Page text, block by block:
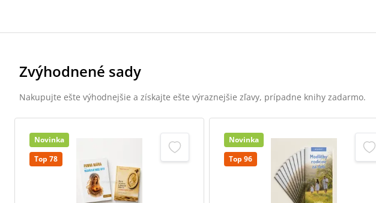
Zvýhodnené sady
Nakupujte ešte výhodnejšie a získajte ešte výraznejšie zľavy, prípadne knihy zadarmo.
Novinka
Top 78
Novinka
Top 96